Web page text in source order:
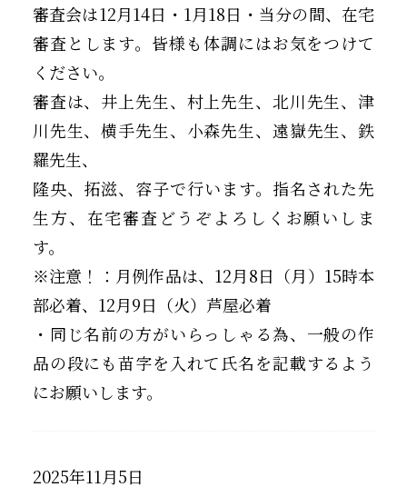
審査会は12月14日・1月18日・当分の間、在宅
審査とします。皆様も体調にはお気をつけて
ください。
審査は、井上先生、村上先生、北川先生、津
川先生、横手先生、小森先生、遠嶽先生、鉄
羅先生、
隆央、拓滋、容子で行います。指名された先
生方、在宅審査どうぞよろしくお願いしま
す。
※注意！：月例作品は、12月8日（月）15時本
部必着、12月9日（火）芦屋必着
・同じ名前の方がいらっしゃる為、一般の作
品の段にも苗字を入れて氏名を記載するよう
にお願いします。
2025年11月5日